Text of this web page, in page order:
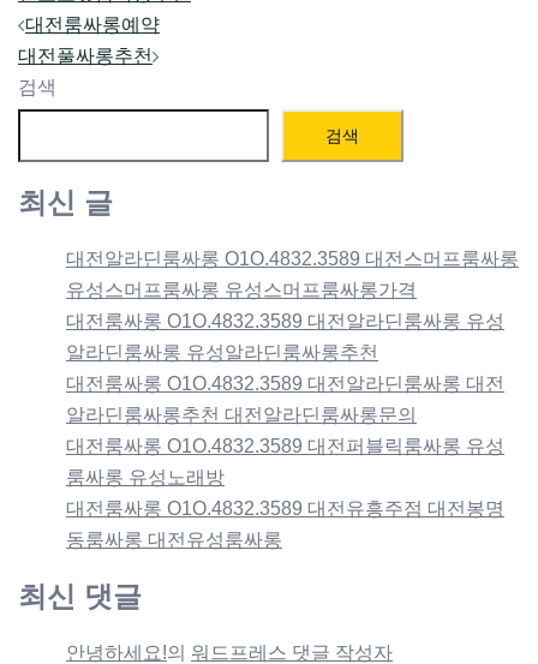
Post
navigation
대전룸싸롱예약
대전풀싸롱추천
검색
검색
최신 글
대전알라딘룸싸롱 O1O.4832.3589 대전스머프룸싸롱
유성스머프룸싸롱 유성스머프룸싸롱가격
대전룸싸롱 O1O.4832.3589 대전알라딘룸싸롱 유성
알라딘룸싸롱 유성알라딘룸싸롱추천
대전룸싸롱 O1O.4832.3589 대전알라딘룸싸롱 대전
알라딘룸싸롱추천 대전알라딘룸싸롱문의
대전룸싸롱 O1O.4832.3589 대전퍼블릭룸싸롱 유성
룸싸롱 유성노래방
대전룸싸롱 O1O.4832.3589 대전유흥주점 대전봉명
동룸싸롱 대전유성룸싸롱
최신 댓글
안녕하세요!의 워드프레스 댓글 작성자